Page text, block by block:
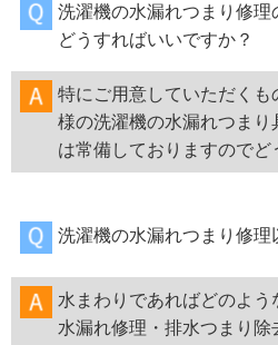
洗濯機の水漏れつまり修
どうすればいいですか？
特にご用意していただく
様の洗濯機の水漏れつま
は常備しておりますのでど
洗濯機の水漏れつまり修理
水まわりであればどのよ
水漏れ修理・排水つまり